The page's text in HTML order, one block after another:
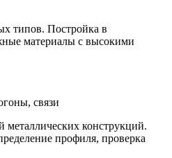
типов. Постройка в
материалы с высокими
связи
конструкций.
профиля, проверка